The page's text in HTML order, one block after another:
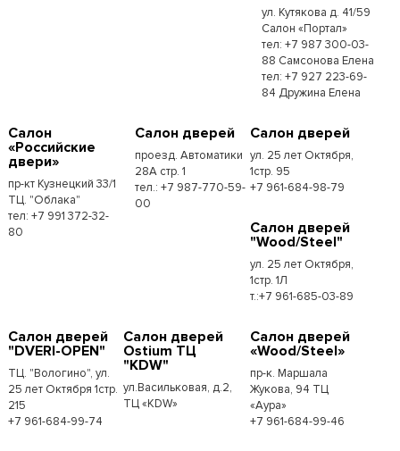
ул. Кутякова д. 41/59
Салон «Портал»
тел: +7 987 300-03-
88 Самсонова Елена
тел: +7 927 223-69-
84 Дружина Елена
Салон
«Российские
двери»
пр-кт Кузнецкий 33/1
ТЦ. "Облака"
тел: +7 991 372-32-
80
Салон дверей
проезд. Автоматики
28А стр. 1
тел.: +7 987-770-59-
00
Салон дверей
ул. 25 лет Октября,
1стр. 95
+7 961-684-98-79
Салон дверей
"Wood/Steel"
ул. 25 лет Октября,
1стр. 1Л
т.:+7 961-685-03-89
Салон дверей
"DVERI-OPEN"
ТЦ. "Вологино", ул.
25 лет Октября 1стр.
215
+7 961-684-99-74
Салон дверей
Ostium ТЦ
"KDW"
ул.Васильковая, д.2,
ТЦ «KDW»
Салон дверей
«Wood/Steel»
пр-к. Маршала
Жукова, 94 ТЦ
«Аура»
+7 961-684-99-46